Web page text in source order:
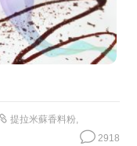
提拉米蘇香料粉,
2918